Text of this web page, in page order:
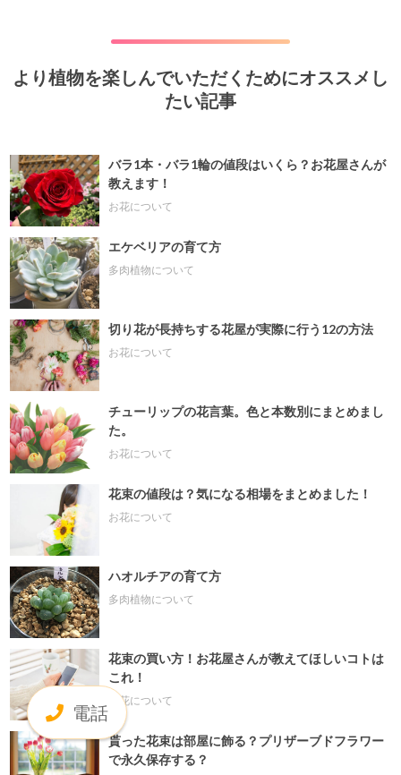
電話
より植物を楽しんでいただくためにオススメし
たい記事
バラ1本・バラ1輪の値段はいくら？お花屋さんが
教えます！
お花について
エケベリアの育て方
多肉植物について
切り花が長持ちする花屋が実際に行う12の方法
お花について
チューリップの花言葉。色と本数別にまとめまし
た。
お花について
花束の値段は？気になる相場をまとめました！
お花について
ハオルチアの育て方
多肉植物について
花束の買い方！お花屋さんが教えてほしいコトは
これ！
お花について
貰った花束は部屋に飾る？プリザーブドフラワー
で永久保存する？